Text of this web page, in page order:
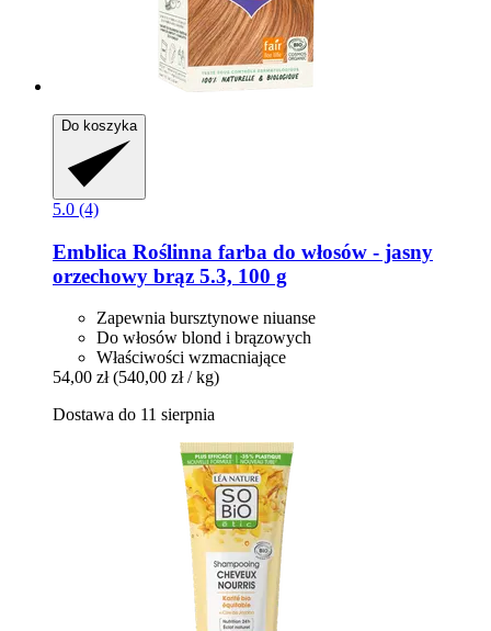
Do koszyka
5.0 (4)
Emblica Roślinna farba do włosów -​ jasny
orzechowy brąz 5.3, 100 g
Zapewnia bursztynowe niuanse
Do włosów blond i brązowych
Właściwości wzmacniające
54,00 zł (540,00 zł / kg)
Dostawa do 11 sierpnia